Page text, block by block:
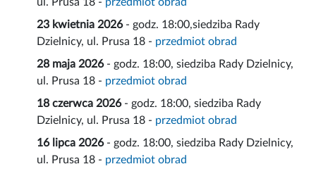
23 kwietnia 2026 - godz. 18:00,siedziba Rady
Dzielnicy, ul. Prusa 18 - przedmiot obrad
28 maja 2026- godz. 18:00, siedziba Rady Dzielnicy,
ul. Prusa 18 - przedmiot obrad
18 czerwca 2026- godz. 18:00, siedziba Rady
Dzielnicy, ul. Prusa 18 - przedmiot obrad
16 lipca 2026- godz. 18:00, siedziba Rady Dzielnicy,
ul. Prusa 18 - przedmiot obrad